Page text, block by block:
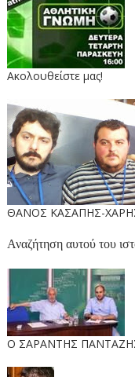
Ακολουθείστε μας!
ΘΑΝΟΣ ΚΑΣΑΠΗΣ-
Αναζήτηση αυτού του
O ΣΑΡΑΝΤΗΣ